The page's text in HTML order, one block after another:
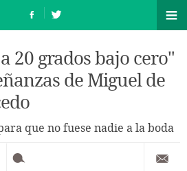
20 grados bajo cero"
de Miguel de
que no fuese nadie a la boda